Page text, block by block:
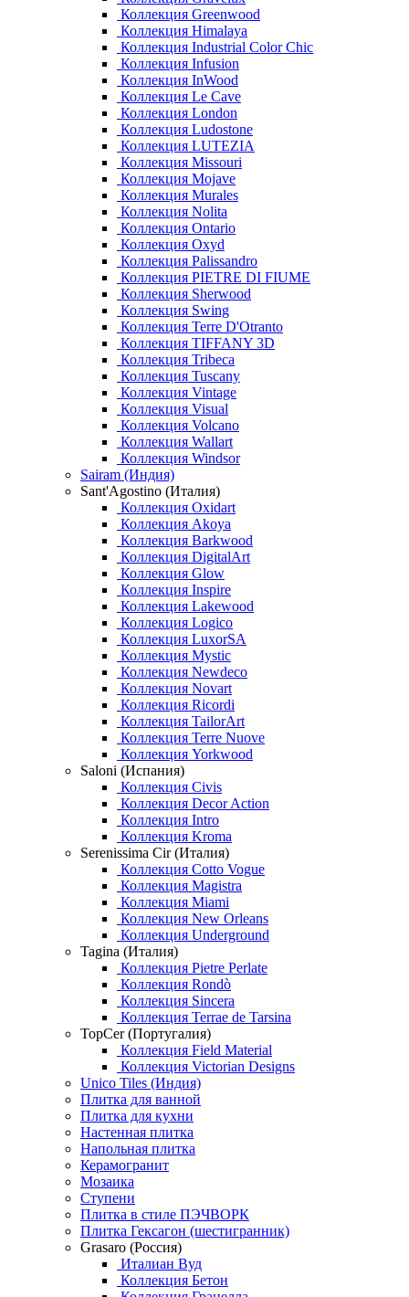
Коллекция Greenwood
Коллекция Himalaya
Коллекция Industrial Color Chic
Коллекция Infusion
Коллекция InWood
Коллекция Le Cave
Коллекция London
Коллекция Ludostone
Коллекция LUTEZIA
Коллекция Missouri
Коллекция Mojave
Коллекция Murales
Коллекция Nolita
Коллекция Ontario
Коллекция Oxyd
Коллекция Palissandro
Коллекция PIETRE DI FIUME
Коллекция Sherwood
Коллекция Swing
Коллекция Terre D'Otranto
Коллекция TIFFANY 3D
Коллекция Tribeca
Коллекция Tuscany
Коллекция Vintage
Коллекция Visual
Коллекция Volcano
Коллекция Wallart
Коллекция Windsor
Sairam (Индия)
Sant'Agostino (Италия)
Коллекция Oxidart
Коллекция Akoya
Коллекция Barkwood
Коллекция DigitalArt
Коллекция Glow
Коллекция Inspire
Коллекция Lakewood
Коллекция Logico
Коллекция LuxorSA
Коллекция Mystic
Коллекция Newdeco
Коллекция Novart
Коллекция Ricordi
Коллекция TailorArt
Коллекция Terre Nuove
Коллекция Yorkwood
Saloni (Испания)
Коллекция Civis
Коллекция Decor Action
Коллекция Intro
Коллекция Kroma
Serenissima Cir (Италия)
Коллекция Cotto Vogue
Коллекция Magistra
Коллекция Miami
Коллекция New Orleans
Коллекция Underground
Tagina (Италия)
Коллекция Pietre Perlate
Коллекция Rondò
Коллекция Sincera
Коллекция Terrae de Tarsina
TopCer (Португалия)
Коллекция Field Material
Коллекция Victorian Designs
Unico Tiles (Индия)
Плитка для ванной
Плитка для кухни
Настенная плитка
Напольная плитка
Керамогранит
Мозаика
Ступени
Плитка в стиле ПЭЧВОРК
Плитка Гексагон (шестигранник)
Grasaro (Россия)
Италиан Вуд
Коллекция Бетон